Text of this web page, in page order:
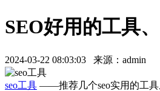
SEO好用的工具
2024-03-22 08:03:03 来源：admin
seo工具 ——推荐几个seo实用的工具